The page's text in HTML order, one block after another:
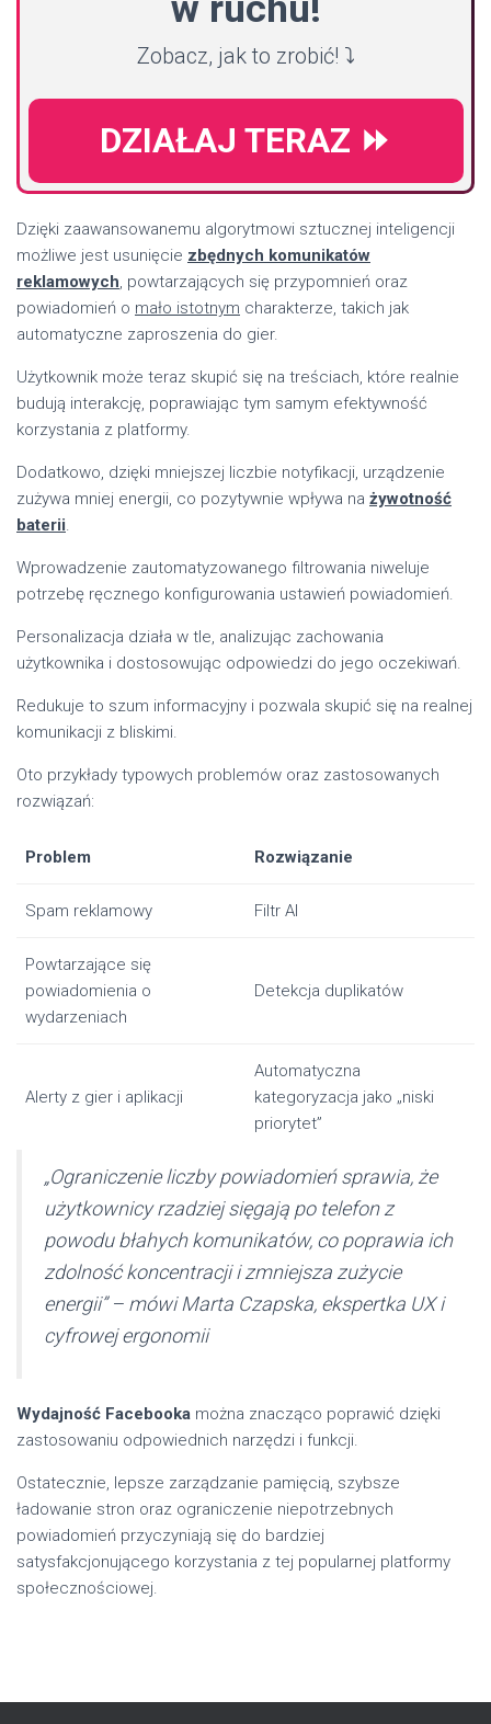
Zobacz, jak to zrobić! ⤵️
DZIAŁAJ TERAZ ⏩
Dzięki zaawansowanemu algorytmowi sztucznej inteligencji
możliwe jest usunięcie zbędnych komunikatów
reklamowych, powtarzających się przypomnień oraz
powiadomień o mało istotnym charakterze, takich jak
automatyczne zaproszenia do gier.
Użytkownik może teraz skupić się na treściach, które realnie
budują interakcję, poprawiając tym samym efektywność
korzystania z platformy.
Dodatkowo, dzięki mniejszej liczbie notyfikacji, urządzenie
zużywa mniej energii, co pozytywnie wpływa na żywotność
baterii.
Wprowadzenie zautomatyzowanego filtrowania niweluje
potrzebę ręcznego konfigurowania ustawień powiadomień.
Personalizacja działa w tle, analizując zachowania
użytkownika i dostosowując odpowiedzi do jego oczekiwań.
Redukuje to szum informacyjny i pozwala skupić się na realnej
komunikacji z bliskimi.
Oto przykłady typowych problemów oraz zastosowanych
rozwiązań:
Problem Rozwiązanie
Spam reklamowy Filtr AI
Powtarzające się
powiadomienia o
wydarzeniach
Detekcja duplikatów
Alerty z gier i aplikacji
Automatyczna
kategoryzacja jako „niski
priorytet”
„Ograniczenie liczby powiadomień sprawia, że
użytkownicy rzadziej sięgają po telefon z
powodu błahych komunikatów, co poprawia ich
zdolność koncentracji i zmniejsza zużycie
energii” – mówi Marta Czapska, ekspertka UX i
cyfrowej ergonomii
Wydajność Facebooka można znacząco poprawić dzięki
zastosowaniu odpowiednich narzędzi i funkcji.
Ostatecznie, lepsze zarządzanie pamięcią, szybsze
ładowanie stron oraz ograniczenie niepotrzebnych
powiadomień przyczyniają się do bardziej
satysfakcjonującego korzystania z tej popularnej platformy
społecznościowej.